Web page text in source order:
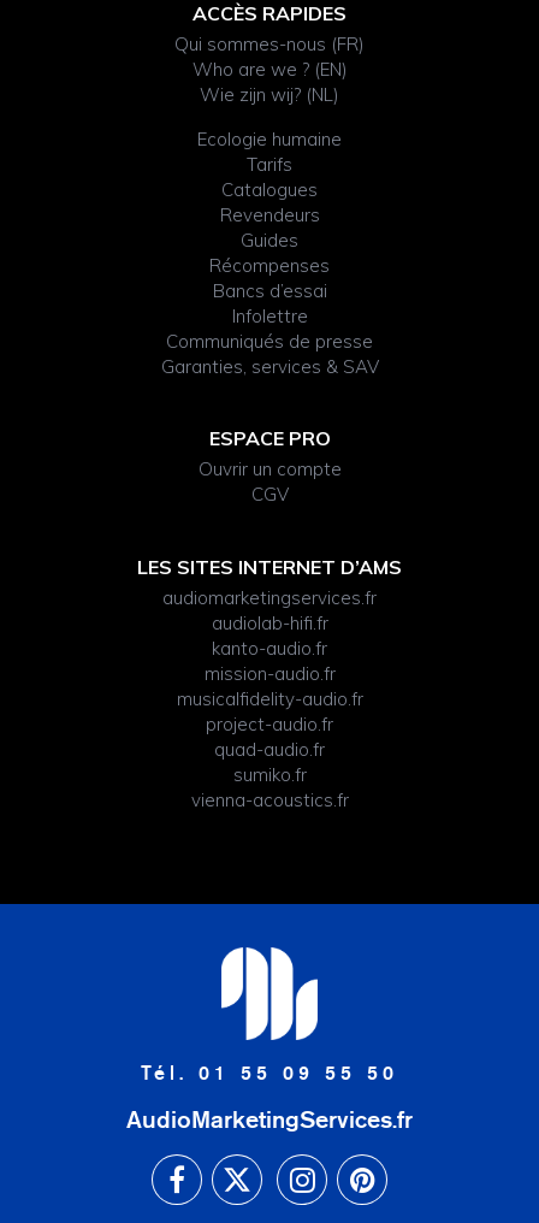
ACCÈS RAPIDES
Qui sommes-nous (FR)
Who are we ? (EN)
Wie zijn wij? (NL)
Ecologie humaine
Tarifs
Catalogues
Revendeurs
Guides
Récompenses
Bancs d’essai
Infolettre
Communiqués de presse
Garanties, services & SAV
ESPACE PRO
Ouvrir un compte
CGV
LES SITES INTERNET D’AMS
audiomarketingservices.fr
audiolab-hifi.fr
kanto-audio.fr
mission-audio.fr
musicalfidelity-audio.fr
project-audio.fr
quad-audio.fr
sumiko.fr
vienna-acoustics.fr
Tél. 01 55 09 55 50
AudioMarketingServices.fr